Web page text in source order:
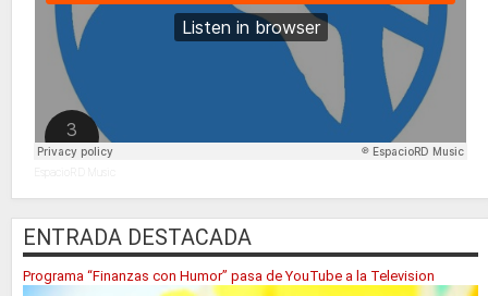
EspacioRD Music
ENTRADA DESTACADA
Programa “Finanzas con Humor” pasa de YouTube a la Television